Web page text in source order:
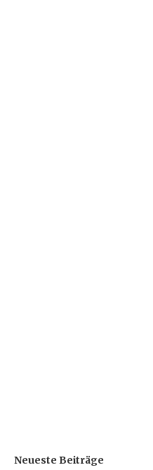
Neueste Beiträge